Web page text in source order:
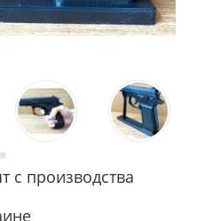
с производства